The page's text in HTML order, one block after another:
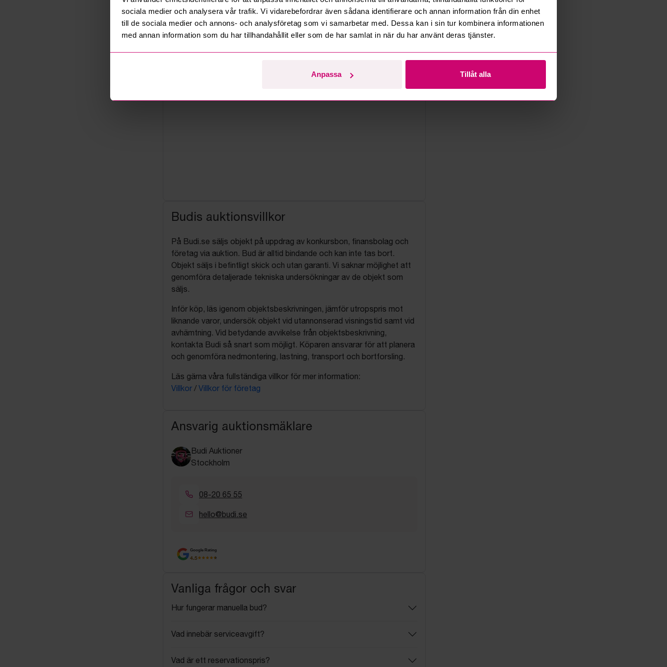
sociala medier och analysera vår trafik. Vi vidarebefordrar även sådana identifierare och annan information från din enhet
till de sociala medier och annons- och analysföretag som vi samarbetar med. Dessa kan i sin tur kombinera informationen
med annan information som du har tillhandahållit eller som de har samlat in när du har använt deras tjänster.
Anpassa Tillåt alla
Säljare
Företag
Budis auktionsvillkor
På Budi.se säljs objekt på uppdrag av konkursbon, finansbolag och
företag via auktion. Bud är alltid bindande och kan inte tas bort.
Objekt säljs i befintligt skick och utan garanti. Vi saknar möjlighet att
genomföra detaljerade tekniska undersökningar av de objekt som
säljs.
Inför köp, läs igenom objektsbeskrivningen, jämför utropspris mot
liknande varor, undersök objekt vid utannonserad visningstid samt vid
avhämtning. Vid betydande avvikelse från objektsbeskrivning,
kontakta Budi så snart som möjligt. Köparen ansvarar för att planera
och genomföra nedmontering, lastning, transport och bortforsling.
Läs gärna våra fullständiga villkor för mer information:
Villkor / Villkor för företag
Ansvarig auktionsmäklare
Budi Auktioner
Stockholm
08-20 65 55
hello@budi.se
Google Rating
4.5
Vanliga frågor och svar
Hur fungerar manuella bud?
Vad innebär serviceavgift?
Vad är ett reservationspris?